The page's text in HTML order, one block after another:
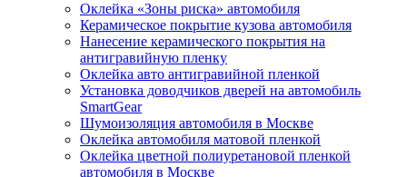
Оклейка «Зоны риска» автомобиля
Керамическое покрытие кузова автомобиля
Нанесение керамического покрытия на
антигравийную пленку
Оклейка авто антигравийной пленкой
Установка доводчиков дверей на автомобиль
SmartGear
Шумоизоляция автомобиля в Москве
Оклейка автомобиля матовой пленкой
Оклейка цветной полиуретановой пленкой
автомобиля в Москве